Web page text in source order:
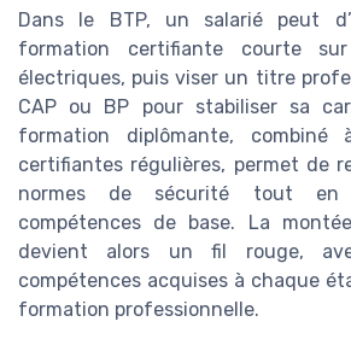
Dans le BTP, un salarié peut
formation certifiante courte
électriques, puis viser un titre
CAP ou BP pour stabiliser sa
formation diplômante, combiné
certifiantes régulières, permet de
normes de sécurité tout en
compétences de base. La
devient alors un fil rouge,
compétences acquises à chaque
formation professionnelle.